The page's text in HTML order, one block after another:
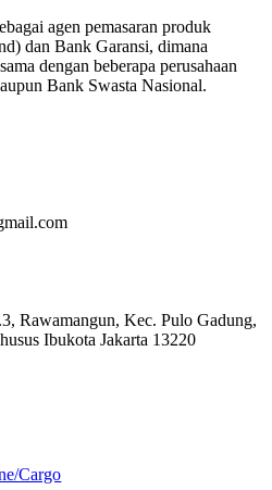
agen pemasaran produk
dan Bank Garansi, dimana
dengan beberapa perusahaan
Bank Swasta Nasional.
Rawamangun, Kec. Pulo Gadung,
Ibukota Jakarta 13220
Cargo